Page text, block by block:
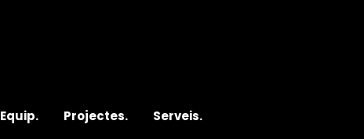
Equip. Projectes. Serveis.